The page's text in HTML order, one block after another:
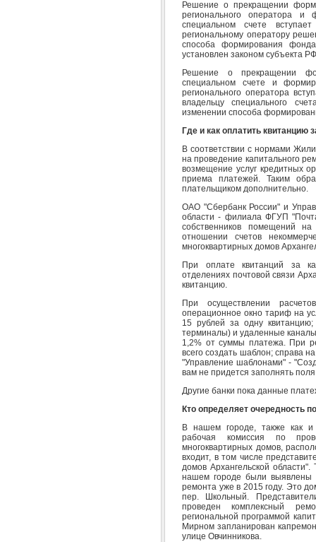
Решение о прекращении
регионального оператора и
специальном счете
региональному оператору
способа формирования
установлен законом субъекта
Решение о прекращении
специальном счете и
регионального оператора
владельцу специального
изменении способа
Где и как оплатить квитанцию
В соответствии с нормами
на проведение капитального
возмещение услуг кредитных
приема платежей. Таким
плательщиком дополнительно.
ОАО "Сбербанк России" и
области - филиала ФГУП
собственников помещений
отношении счетов
многоквартирных домов
При оплате квитанций за
отделениях почтовой связи
квитанцию.
При осуществлении
операционное окно тариф на
15 рублей за одну
терминалы) и удаленные
1,2% от суммы платежа. При
всего создать шаблон; справа
"Управление шаблонами" -
вам не придется заполнять
Другие банки пока данные
Кто определяет очередность
В нашем городе, также как и
рабочая комиссия по
многоквартирных домов,
входит, в том числе
домов Архангельской
нашем городе были выявлены
ремонта уже в 2015 году.
пер. Школьный.
проведен комплексный
региональной программой
Мирном запланирован
улице Овчинникова.